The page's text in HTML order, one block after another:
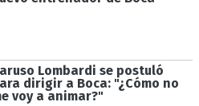
Lombardi se postuló
dirigir a Boca: "¿Cómo no
voy a animar?"